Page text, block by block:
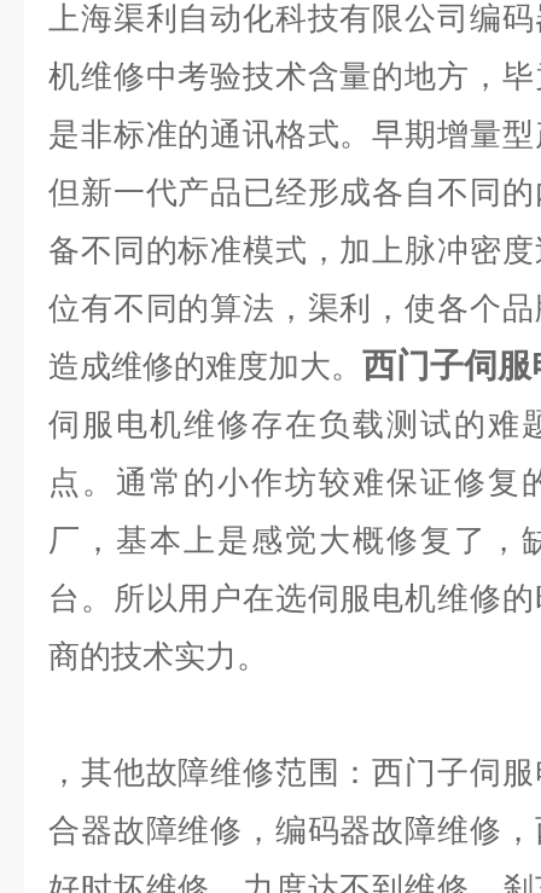
上海渠利自动化科技有限公司编
机维修中考验技术含量的地方，
是非标准的通讯格式。早期增量
但新一代产品已经形成各自不同
备不同的标准模式，加上脉冲密
位有不同的算法，渠利，使各个
造成维修的难度加大。 西门子伺
伺服电机维修存在负载测试的难
点。通常的小作坊较难保证修复
厂，基本上是感觉大概修复了，
台。所以用户在选伺服电机维修
商的技术实力。
，其他故障维修范围：西门子伺
合器故障维修，编码器故障维修